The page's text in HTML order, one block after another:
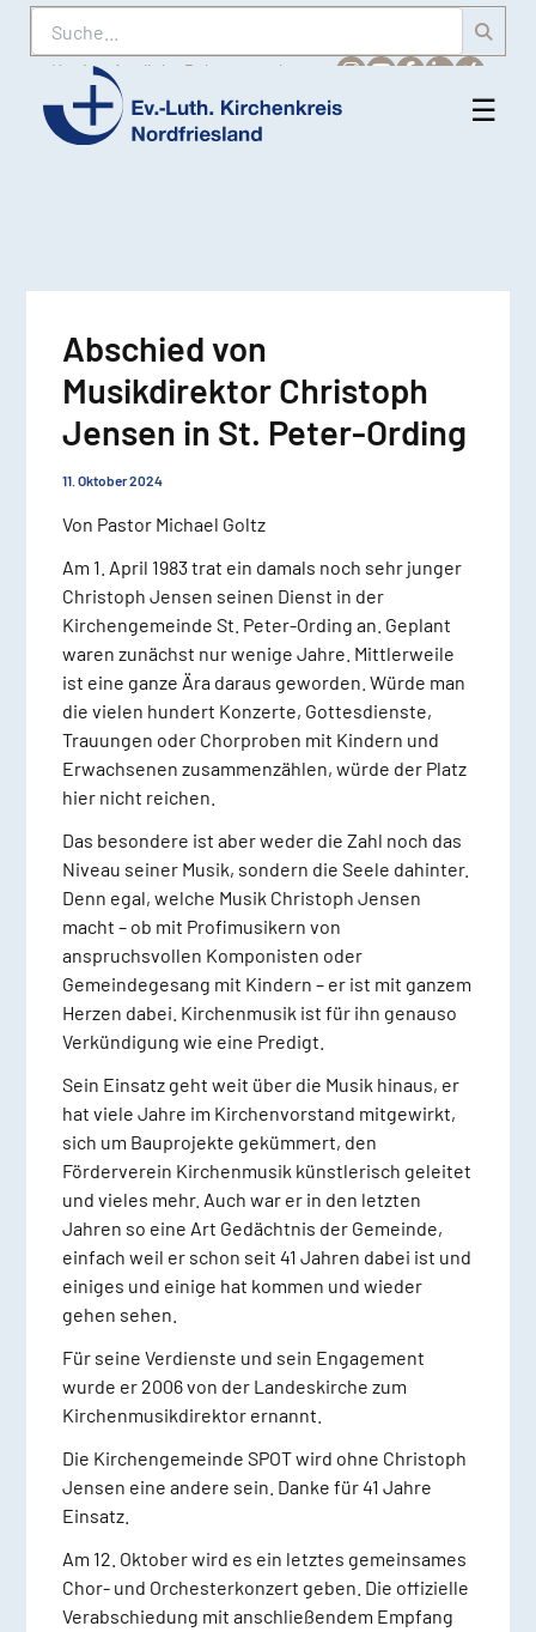
Suche
Karriere Amtliche Bekanntmachungen
Ev.-
☰
Abschied von
Musikdirektor Christoph
Jensen in St. Peter-Ording
11. Oktober 2024
Von Pastor Michael Goltz
Am 1. April 1983 trat ein damals noch sehr junger
Christoph Jensen seinen Dienst in der
Kirchengemeinde St. Peter-Ording an. Geplant
waren zunächst nur wenige Jahre. Mittlerweile
ist eine ganze Ära daraus geworden. Würde man
die vielen hundert Konzerte, Gottesdienste,
Trauungen oder Chorproben mit Kindern und
Erwachsenen zusammenzählen, würde der Platz
hier nicht reichen.
Das besondere ist aber weder die Zahl noch das
Niveau seiner Musik, sondern die Seele dahinter.
Denn egal, welche Musik Christoph Jensen
macht – ob mit Profimusikern von
anspruchsvollen Komponisten oder
Gemeindegesang mit Kindern – er ist mit ganzem
Herzen dabei. Kirchenmusik ist für ihn genauso
Verkündigung wie eine Predigt.
Sein Einsatz geht weit über die Musik hinaus, er
hat viele Jahre im Kirchenvorstand mitgewirkt,
sich um Bauprojekte gekümmert, den
Förderverein Kirchenmusik künstlerisch geleitet
und vieles mehr. Auch war er in den letzten
Jahren so eine Art Gedächtnis der Gemeinde,
einfach weil er schon seit 41 Jahren dabei ist und
einiges und einige hat kommen und wieder
gehen sehen.
Für seine Verdienste und sein Engagement
wurde er 2006 von der Landeskirche zum
Kirchenmusikdirektor ernannt.
Die Kirchengemeinde SPOT wird ohne Christoph
Jensen eine andere sein. Danke für 41 Jahre
Einsatz.
Am 12. Oktober wird es ein letztes gemeinsames
Chor- und Orchesterkonzert geben. Die offizielle
Verabschiedung mit anschließendem Empfang